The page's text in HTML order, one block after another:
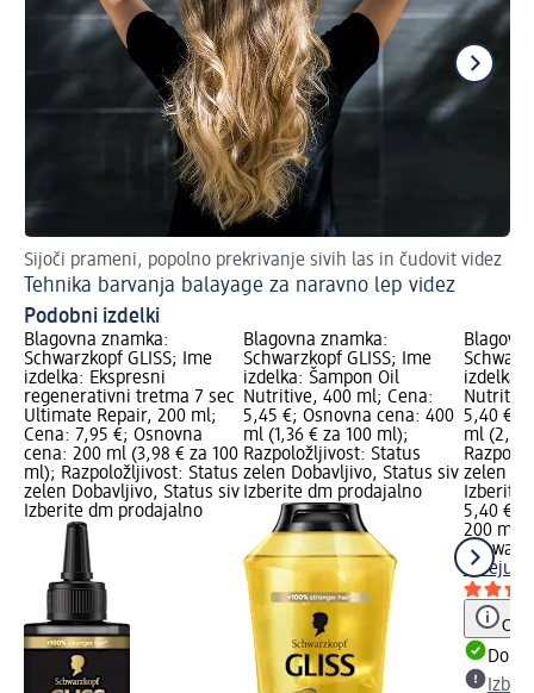
Sijoči prameni, popolno prekrivanje sivih las in čudovit videz
Tehnika barvanja balayage za naravno lep videz
Podobni izdelki
Blagovna znamka:
Schwarzkopf GLISS; Ime
izdelka: Ekspresni
regenerativni tretma 7 sec
Ultimate Repair, 200 ml;
Cena: 7,95 €; Osnovna
cena: 200 ml (3,98 € za 100
ml); Razpoložljivost: Status
zelen Dobavljivo, Status siv
Izberite dm prodajalno
Blagovna znamka:
Schwarzkopf GLISS; Ime
izdelka: Šampon Oil
Nutritive, 400 ml; Cena:
5,45 €; Osnovna cena: 400
ml (1,36 € za 100 ml);
Razpoložljivost: Status
zelen Dobavljivo, Status siv
Izberite dm prodajalno
izdelka:
5,40 €;
ml (2,70
zelen
Izberite
5,40 €
200 ml
spreju